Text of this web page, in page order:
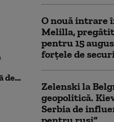
de...
O nouă intrare
Melilla,
pentru 15
forțele de
Zelenski la
geopolitică.
Serbia de